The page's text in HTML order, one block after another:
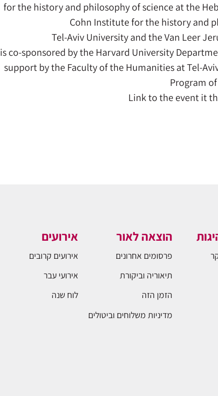
for the history and philosophy of science at the
Cohn Institute for the history and
Tel-Aviv University and the Van Leer
is co-sponsored by the Harvard University
support by the Faculty of the Humanities at Tel-
Program
Link to the event it
הוצאה לאור
פרסומים אחרונים
תיאוריה וביקורת
הזמן הזה
מדיניות משלוחים וביטולים
אירועים
אירועים קרובים
אירועי עבר
לוח שנה